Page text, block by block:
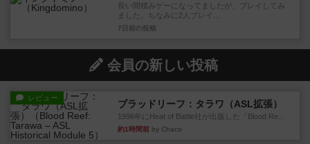
長い間積みゲーになってましたが、プレイしてみ
ました。ちなみに2人プレイ...
7日前 の投稿
会員の新しい投稿
レビュー
ブラッドリーフ：タラワ（ASL拡張）
1996年にHeat of Battle社が出版した『Blood Re...
約1時間前 by Chaco